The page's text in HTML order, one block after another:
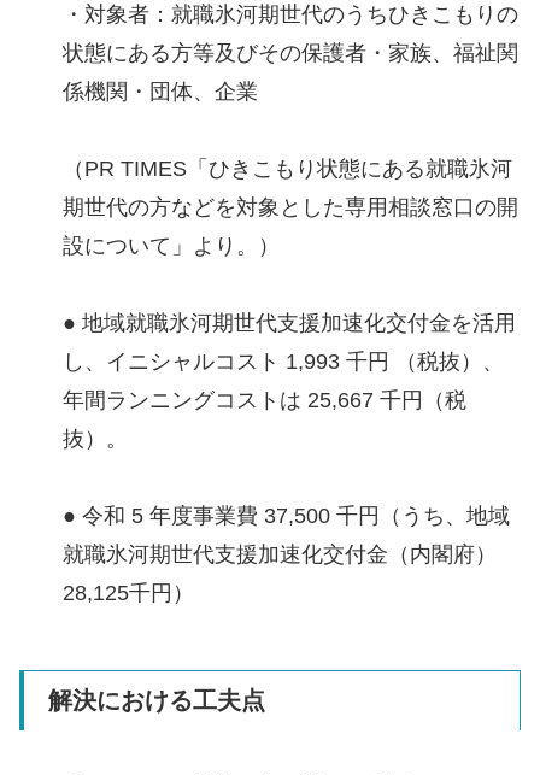
・対象者：就職氷河期世代のうちひきこもりの
状態にある方等及びその保護者・家族、福祉関
係機関・団体、企業
（PR TIMES「ひきこもり状態にある就職氷河
期世代の方などを対象とした専用相談窓口の開
設について」より。）
● 地域就職氷河期世代支援加速化交付金を活用
し、イニシャルコスト 1,993 千円 （税抜）、
年間ランニングコストは 25,667 千円（税
抜）。
● 令和 5 年度事業費 37,500 千円（うち、地域
就職氷河期世代支援加速化交付金（内閣府）
28,125千円）
解決における工夫点